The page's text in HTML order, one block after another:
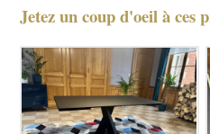
Jetez un coup d'oeil à ces